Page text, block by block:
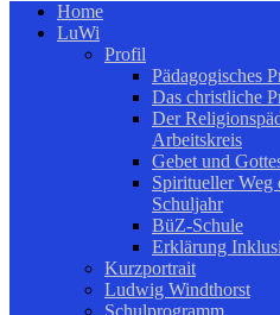
Home
LuWi
Profil
Pädagogisches
Das christliche
Der
Arbeitskreis
Gebet und
Spiritueller Weg
Schuljahr
BüZ-Schule
Erklärung
Kurzportrait
Ludwig Windthorst
Schulprogramm